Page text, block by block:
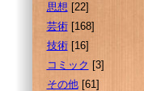
思想 [22]
芸術[168]
技術[16]
コミック [3]
その他[61]